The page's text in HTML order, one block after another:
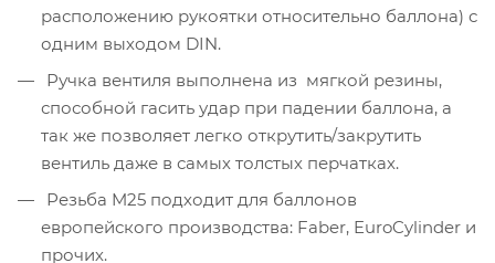
расположению рукоятки относительно баллона) с
одним выходом DIN.
Ручка вентиля выполнена из мягкой резины,
способной гасить удар при падении баллона, а
так же позволяет легко открутить/закрутить
вентиль даже в самых толстых перчатках.
Резьба M25 подходит для баллонов
европейского производства: Faber, EuroCylinder и
прочих.